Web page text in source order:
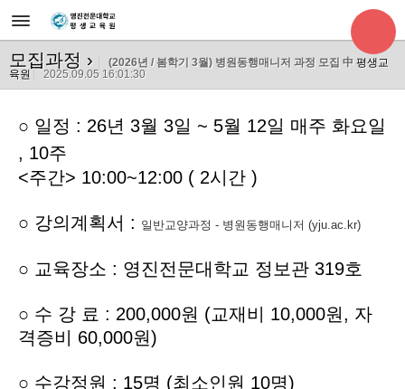
모집과정 › (2026년 / 봄학기 3월) 병원동행매니저 과정 모집 中 평생교
육원
2025.09.05 16:01:30
○ 일정 : 26년 3월 3일 ~ 5월 12일 매주 화요일
, 10주
<주간> 10:00~12:00 ( 2시간 )
○ 강의계획서 : 일반교양과정 - 병원동행매니저 (yju.ac.kr)
○ 교육장소 : 영진전문대학교 정보관 319호
○ 수 강 료 : 200,000원 (교재비 10,000원, 자
격증비 60,000원)
○ 수강정원 : 15명 (최소인원 10명)